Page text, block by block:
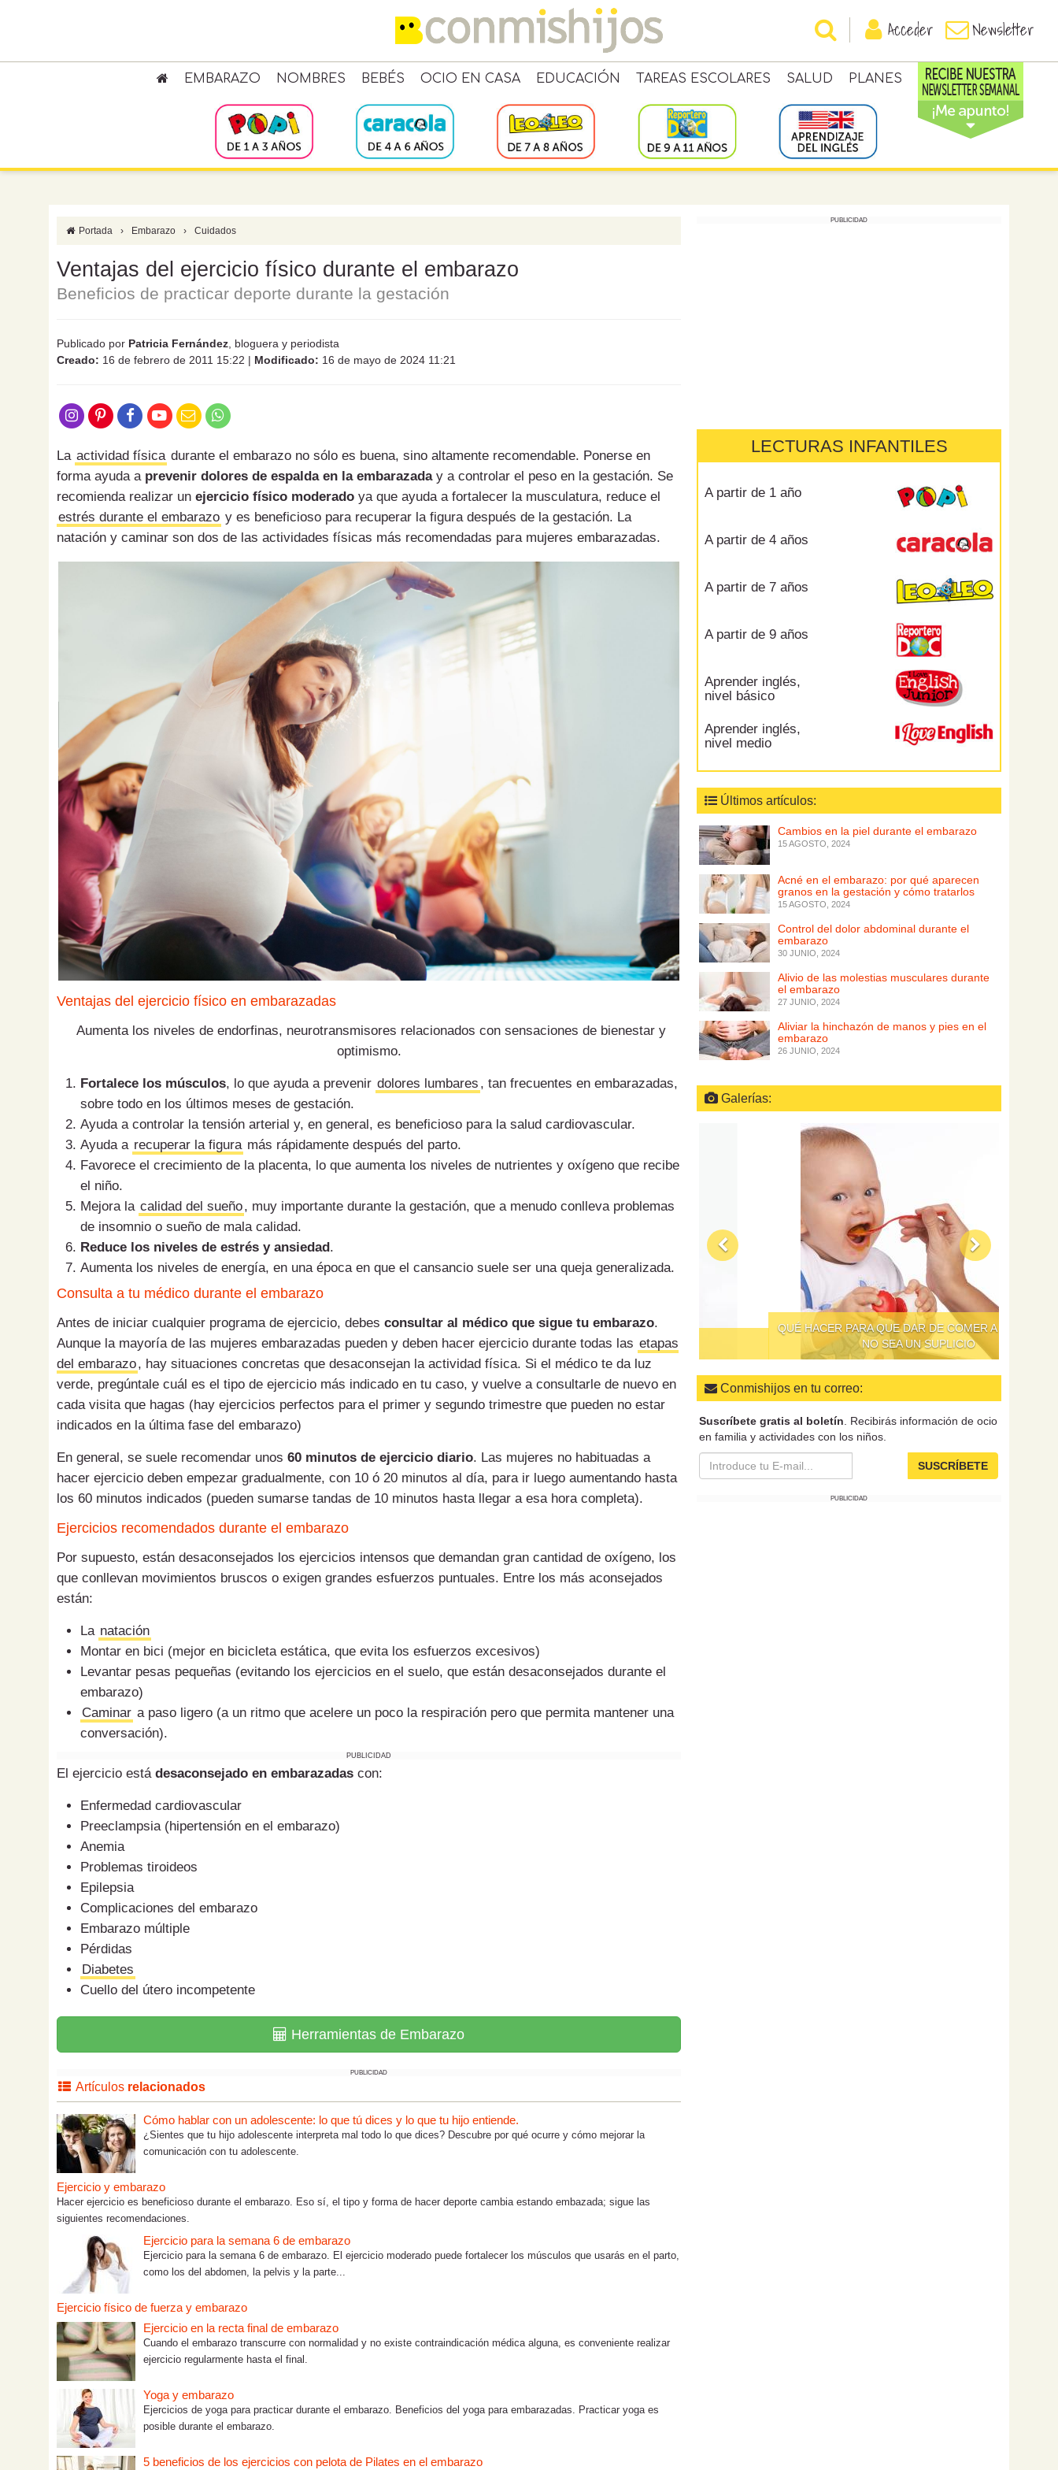
Acceder Newsletter
EMBARAZO NOMBRES BEBÉS OCIO EN CASA EDUCACIÓN TAREAS ESCOLARES SALUD PLANES
Portada › Embarazo › Cuidados
Ventajas del ejercicio físico durante el embarazo
Beneficios de practicar deporte durante la gestación
Publicado por Patricia Fernández , bloguera y periodista
Creado: 16 de febrero de 2011 15:22 | Modificado: 16 de mayo de 2024 11:21
La actividad física durante el embarazo no sólo es buena, sino altamente recomendable. Ponerse en
forma ayuda aprevenir dolores de espalda en la embarazaday a controlar el peso en la gestación. Se
recomienda realizar un ejercicio físico moderado ya que ayuda a fortalecer la musculatura, reduce el
estrés durante el embarazo y es beneficioso para recuperar la figura después de la gestación. La
natación y caminar son dos de las actividades físicas más recomendadas para mujeres embarazadas.
Ventajas del ejercicio físico en embarazadas
Aumenta los niveles de endorfinas, neurotransmisores relacionados con sensaciones de bienestar y
optimismo.
Fortalece los músculos, lo que ayuda a prevenir dolores lumbares , tan frecuentes en embarazadas,
sobre todo en los últimos meses de gestación.
Ayuda a controlar la tensión arterial y, en general, es beneficioso para la salud cardiovascular.
Ayuda a recuperar la figura más rápidamente después del parto.
Favorece el crecimiento de la placenta, lo que aumenta los niveles de nutrientes y oxígeno que recibe
el niño.
Mejora la calidad del sueño, muy importante durante la gestación, que a menudo conlleva problemas
de insomnio o sueño de mala calidad.
Reduce los niveles de estrés y ansiedad .
Aumenta los niveles de energía, en una época en que el cansancio suele ser una queja generalizada.
Consulta a tu médico durante el embarazo
Antes de iniciar cualquier programa de ejercicio, debes consultar al médico que sigue tu embarazo.
Aunque la mayoría de las mujeres embarazadas pueden y deben hacer ejercicio durante todas las etapas
del embarazo, hay situaciones concretas que desaconsejan la actividad física. Si el médico te da luz
verde, pregúntale cuál es el tipo de ejercicio más indicado en tu caso, y vuelve a consultarle de nuevo en
cada visita que hagas (hay ejercicios perfectos para el primer y segundo trimestre que pueden no estar
indicados en la última fase del embarazo)
En general, se suele recomendar unos 60 minutos de ejercicio diario. Las mujeres no habituadas a
hacer ejercicio deben empezar gradualmente, con 10 ó 20 minutos al día, para ir luego aumentando hasta
los 60 minutos indicados (pueden sumarse tandas de 10 minutos hasta llegar a esa hora completa).
Ejercicios recomendados durante el embarazo
Por supuesto, están desaconsejados los ejercicios intensos que demandan gran cantidad de oxígeno, los
que conllevan movimientos bruscos o exigen grandes esfuerzos puntuales. Entre los más aconsejados
están:
La natación
Montar en bici (mejor en bicicleta estática, que evita los esfuerzos excesivos)
Levantar pesas pequeñas (evitando los ejercicios en el suelo, que están desaconsejados durante el
embarazo)
Caminar a paso ligero (a un ritmo que acelere un poco la respiración pero que permita mantener una
conversación).
PUBLICIDAD
El ejercicio estádesaconsejado en embarazadas con:
Enfermedad cardiovascular
Preeclampsia (hipertensión en el embarazo)
Anemia
Problemas tiroideos
Epilepsia
Complicaciones del embarazo
Embarazo múltiple
Pérdidas
Diabetes
Cuello del útero incompetente
Herramientas de Embarazo
PUBLICIDAD
Artículos relacionados
Cómo hablar con un adolescente: lo que tú dices y lo que tu hijo entiende.
¿Sientes que tu hijo adolescente interpreta mal todo lo que dices? Descubre por qué ocurre y cómo mejorar la
comunicación con tu adolescente.
Ejercicio y embarazo
Hacer ejercicio es beneficioso durante el embarazo. Eso sí, el tipo y forma de hacer deporte cambia estando embazada; sigue las
siguientes recomendaciones.
Ejercicio para la semana 6 de embarazo
Ejercicio para la semana 6 de embarazo. El ejercicio moderado puede fortalecer los músculos que usarás en el parto,
como los del abdomen, la pelvis y la parte...
Ejercicio físico de fuerza y embarazo
Ejercicio en la recta final de embarazo
Cuando el embarazo transcurre con normalidad y no existe contraindicación médica alguna, es conveniente realizar
ejercicio regularmente hasta el final.
Yoga y embarazo
Ejercicios de yoga para practicar durante el embarazo. Beneficios del yoga para embarazadas. Practicar yoga es
posible durante el embarazo.
5 beneficios de los ejercicios con pelota de Pilates en el embarazo
PUBLICIDAD
LECTURAS INFANTILES
A partir de 1 año
A partir de 4 años
A partir de 7 años
A partir de 9 años
Aprender inglés,
nivel básico
Aprender inglés,
nivel medio
Últimos artículos:
Cambios en la piel durante el embarazo
15 AGOSTO, 2024
Acné en el embarazo: por qué aparecen
granos en la gestación y cómo tratarlos
15 AGOSTO, 2024
Control del dolor abdominal durante el
embarazo
30 JUNIO, 2024
Alivio de las molestias musculares durante
el embarazo
27 JUNIO, 2024
Aliviar la hinchazón de manos y pies en el
embarazo
26 JUNIO, 2024
Galerías:
QUÉ HACER PARA QUE DAR DE COMER A LOS NIÑOS
NO SEA UN SUPLICIO
Conmishijos en tu correo:
Suscríbete gratis al boletín . Recibirás información de ocio
en familia y actividades con los niños.
SUSCRÍBETE
PUBLICIDAD